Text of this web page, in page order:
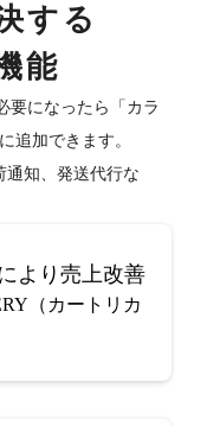
する
能
要になったら「カラ
追加できます。
通知、発送代行な
より売上改善
（カートリカ